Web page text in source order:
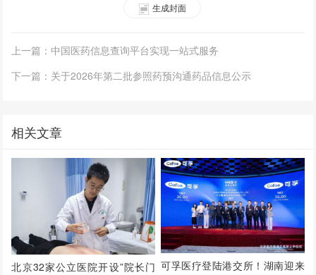
生成封面
上一篇：中国医药信息查询平台实现一站式服务
下一篇：关于2026年第二批参照药预沟通药品信息公示
相关文章
北京32家公立医院开设”院长门 可孚医疗登陆港交所！湖南迎来